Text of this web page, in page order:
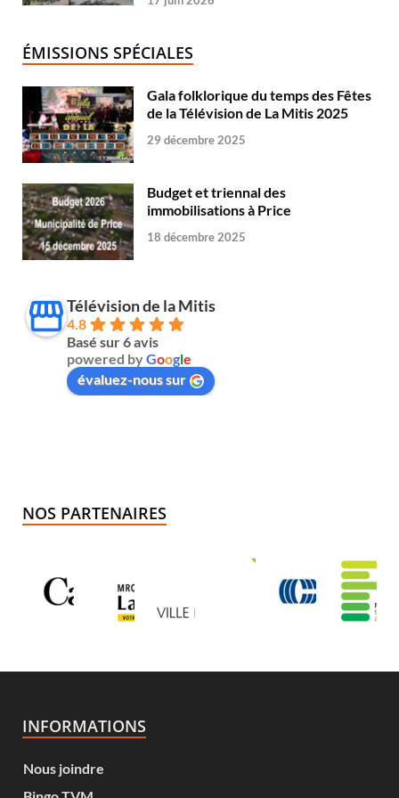
ÉMISSIONS SPÉCIALES
Gala folklorique du temps des Fêtes
de la Télévision de La Mitis 2025
29 décembre 2025
Budget et triennal des
immobilisations à Price
18 décembre 2025
Télévision de la Mitis
4.8
Basé sur 6 avis
powered byGoogle
évaluez-nous sur
NOS PARTENAIRES
INFORMATIONS
Nous joindre